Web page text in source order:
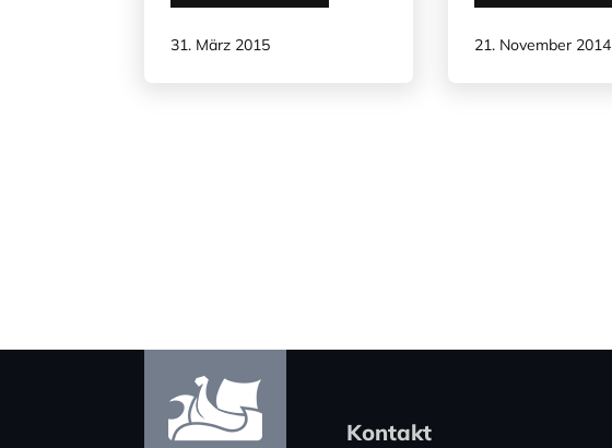
31. März 2015 21. November 2014
Kontakt